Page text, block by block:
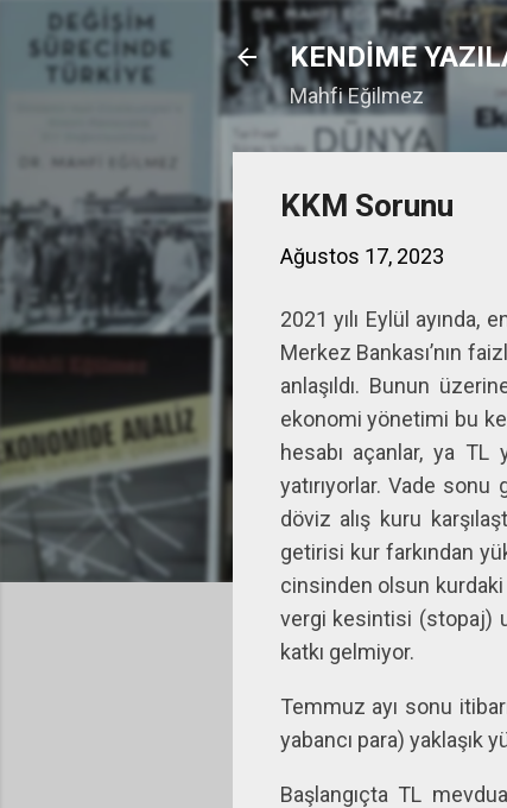
KENDİME
Mahfi Eğilmez
KKM Sorunu
Ağustos 17, 2023
2021 yılı Eylül
Merkez Bankası’nın
anlaşıldı. Bunun
ekonomi yönetimi bu
hesabı açanlar, ya TL
yatırıyorlar. Vade sonu
döviz alış kuru
getirisi kur farkından
cinsinden olsun kurdaki
vergi kesintisi (stopaj)
katkı gelmiyor.
Temmuz ayı sonu
yabancı para) yaklaşık
Başlangıçta TL